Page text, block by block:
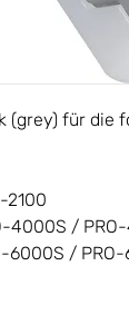
(grey) für die
2100
4000S /
6000S / PRO-